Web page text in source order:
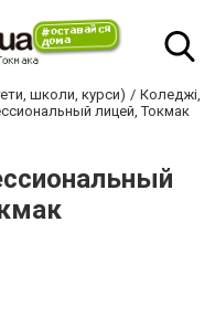
школи, курси)
Коледжі,
лицей, Токмак